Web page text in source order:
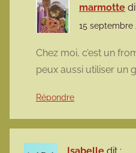
marmotte
15 septembre
Chez moi, c’est un
peux aussi utiliser un
Répondre
Isabelle dit :